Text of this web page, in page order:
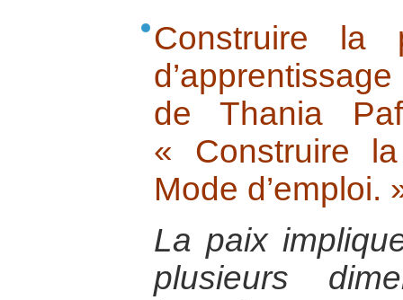
Construire la
de Thania
« Construire
Mode d’emploi.
La paix
plusieurs